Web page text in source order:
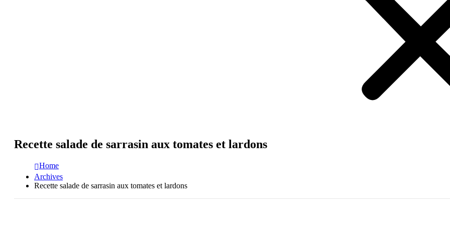
Recette salade de sarrasin aux tomates et lardons
Home
Archives
Recette salade de sarrasin aux tomates et lardons